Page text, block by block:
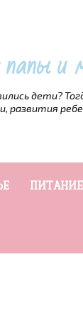
папы
дети?
развития
ПИТАНИЕ